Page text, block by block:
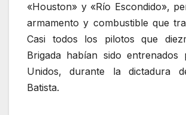
«Houston» y «Río Escondido»,
armamento y combustible que
Casi todos los pilotos que
Brigada habían sido entrenados
Unidos, durante la dictadura
Batista.